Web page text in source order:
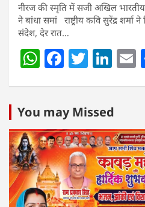
नीरज की स्मृति में सजी अखिल
ने बांधा समां राष्ट्रीय कवि सुरेंद्र शर्मा
संदेश, देर रात…
W
s
A
p
p
F
e
b
o
o
k
T
er
Li
e
dI
n
You may Missed